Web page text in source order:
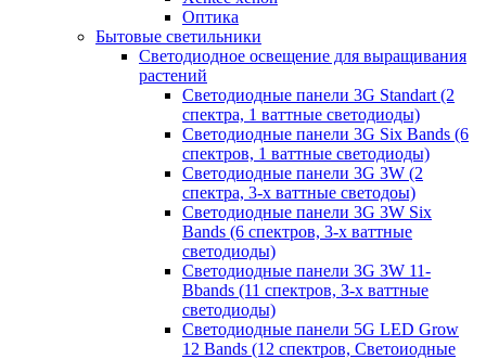
Оптика
Бытовые светильники
Светодиодное освещение для выращивания
растений
Cветодиодные панели 3G Standart (2
спектра, 1 ваттные светодиоды)
Светодиодные панели 3G Six Bands (6
спектров, 1 ваттные светодиоды)
Светодиодные панели 3G 3W (2
спектра, 3-х ваттные светодоы)
Светодиодные панели 3G 3W Six
Bands (6 спектров, 3-х ваттные
светодиоды)
Светодиодные панели 3G 3W 11-
Bbands (11 спектров, З-х ваттные
светодиоды)
Светодиодные панели 5G LЕD Grow
12 Bands (12 спектров, Светоиодные